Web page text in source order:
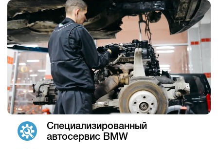
Специализированный
автосервис BMW